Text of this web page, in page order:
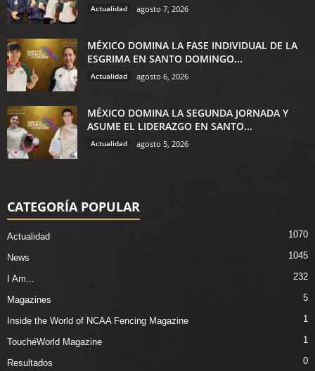
Actualidad agosto 7, 2026
MÉXICO DOMINA LA FASE INDIVIDUAL DE LA
ESGRIMA EN SANTO DOMINGO...
Actualidad agosto 6, 2026
MÉXICO DOMINA LA SEGUNDA JORNADA Y
ASUME EL LIDERAZGO EN SANTO...
Actualidad agosto 5, 2026
CATEGORÍA POPULAR
Actualidad 1070
News 1045
I Am... 232
Magazines 5
Inside the World of NCAA Fencing Magazine 1
TouchéWorld Magazine 1
Resultados 0